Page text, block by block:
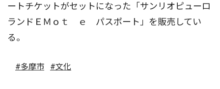
ートチケットがセットになった「サンリオピューロ
ランドＥＭｏｔ ｅ パスポート」を販売してい
る。
#多摩市 #文化